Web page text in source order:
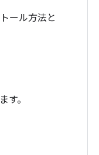
ール方法と
す。